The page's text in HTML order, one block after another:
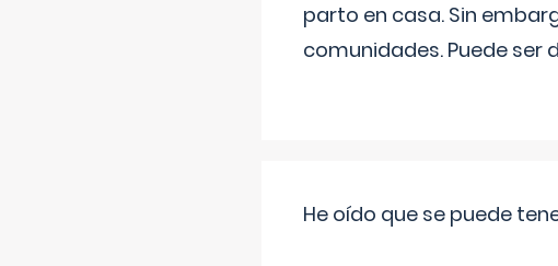
parto en casa. Sin
comunidades. Puede
He oído que se puede